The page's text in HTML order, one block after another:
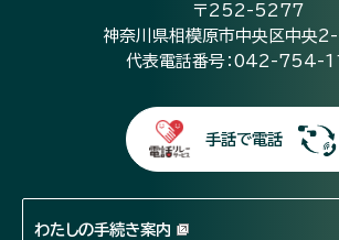
〒252-5277
神奈川県相模原市中央区中央
代表電話番号：042-754-
手話で電話
わたしの手続き案内